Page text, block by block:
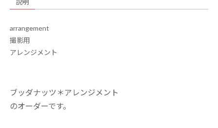
説明
arrangement
撮影用
アレンジメント
ブッダナッツ＊アレンジメント
のオーダーです。